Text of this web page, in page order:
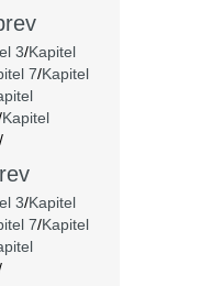
3/Kapitel
7/Kapitel
Kapitel
/
3/Kapitel
7/Kapitel